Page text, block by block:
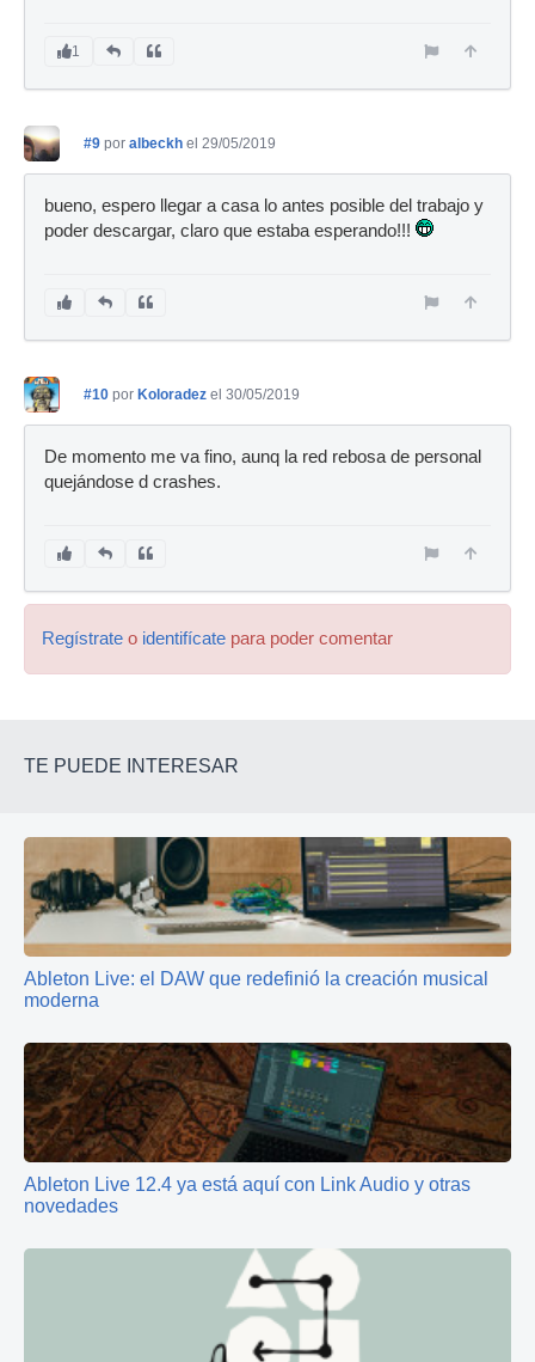
1
#9 por albeckh el 29/05/2019
bueno, espero llegar a casa lo antes posible del trabajo y
poder descargar, claro que estaba esperando!!!
#10 por Koloradez el 30/05/2019
De momento me va fino, aunq la red rebosa de personal
quejándose d crashes.
Regístrate o identifícate para poder comentar
TE PUEDE INTERESAR
Ableton Live: el DAW que redefinió la creación musical
moderna
Ableton Live 12.4 ya está aquí con Link Audio y otras
novedades